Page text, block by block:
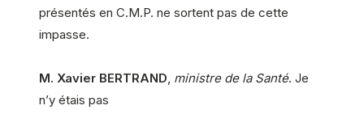
présentés en C.M.P. ne sortent pas de cette
impasse.
M. Xavier BERTRAND, ministre de la Santé. Je
n’y étais pas